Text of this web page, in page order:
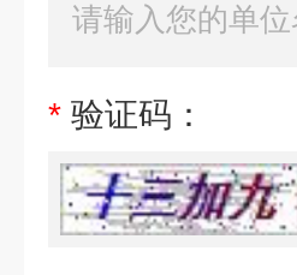
* 验证码：